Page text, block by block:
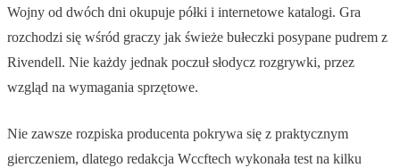
Wojny od dwóch dni okupuje półki i internetowe katalogi. Gra
rozchodzi się wśród graczy jak świeże bułeczki posypane pudrem z
Rivendell. Nie każdy jednak poczuł słodycz rozgrywki, przez
wzgląd na wymagania sprzętowe.
Nie zawsze rozpiska producenta pokrywa się z praktycznym
gierczeniem, dlatego redakcja Wccftech wykonała test na kilku